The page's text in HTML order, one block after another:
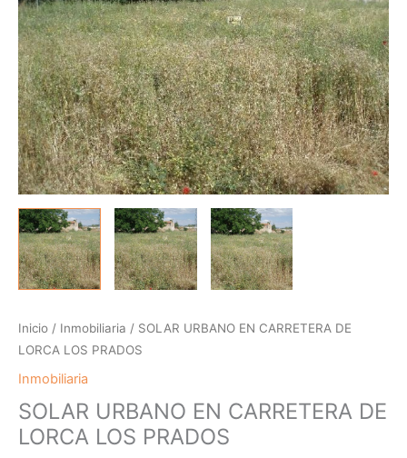
Inicio / Inmobiliaria / SOLAR URBANO EN CARRETERA DE
LORCA LOS PRADOS
Inmobiliaria
SOLAR URBANO EN CARRETERA DE
LORCA LOS PRADOS
DE
LORCA
LOS
PRADOS
cantidad